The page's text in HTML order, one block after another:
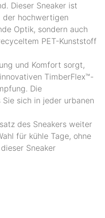
Dieser Sneaker ist
der hochwertigen
Optik, sondern auch
PET-Kunststoff
und Komfort sorgt,
TimberFlex™-
Die
sich in jeder urbanen
des Sneakers weiter
für kühle Tage, ohne
Sneaker